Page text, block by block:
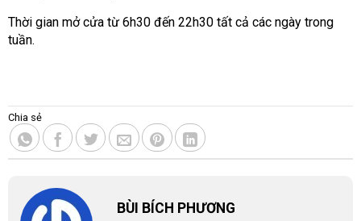
Thời gian mở cửa từ 6h30 đến 22h30 tất cả các ngày trong
tuần.
Chia sẻ
BÙI BÍCH PHƯƠNG